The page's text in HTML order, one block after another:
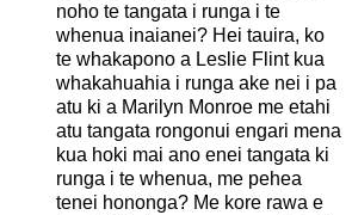
noho te tangata i runga i te
whenua inaianei? Hei tauira, ko
te whakapono a Leslie Flint kua
whakahuahia i runga ake nei i pa
atu ki a Marilyn Monroe me etahi
atu tangata rongonui engari mena
kua hoki mai ano enei tangata ki
runga i te whenua, me pehea
tenei hononga? Me kore rawa e